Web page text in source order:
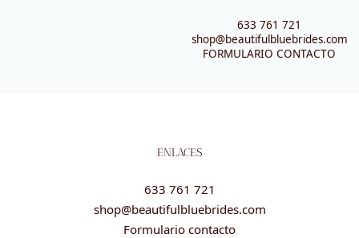
633 761 721
shop@beautifulbluebrides.com
FORMULARIO CONTACTO
ENLACES
633 761 721
shop@beautifulbluebrides.com
Formulario contacto